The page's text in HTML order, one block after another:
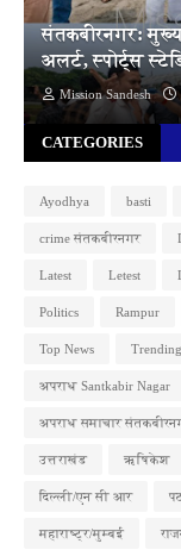
संतकबीरनगर:
अलर्ट, स्पोर्ट्स
Mission Sandesh
CATEGORIES
Ayodhya basti
crime संतकबीरनगर
Latest Letest
Politics Rampur
Top News Trending
अपराध Santkabir Nagar
अपराध समाचार
उत्तराखंड ऋषिकेश
दिल्ली/एन सी आर
महाराष्ट्र/मुम्बई